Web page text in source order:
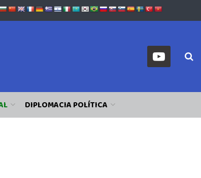
DIPLOMACIA POLÍTICA